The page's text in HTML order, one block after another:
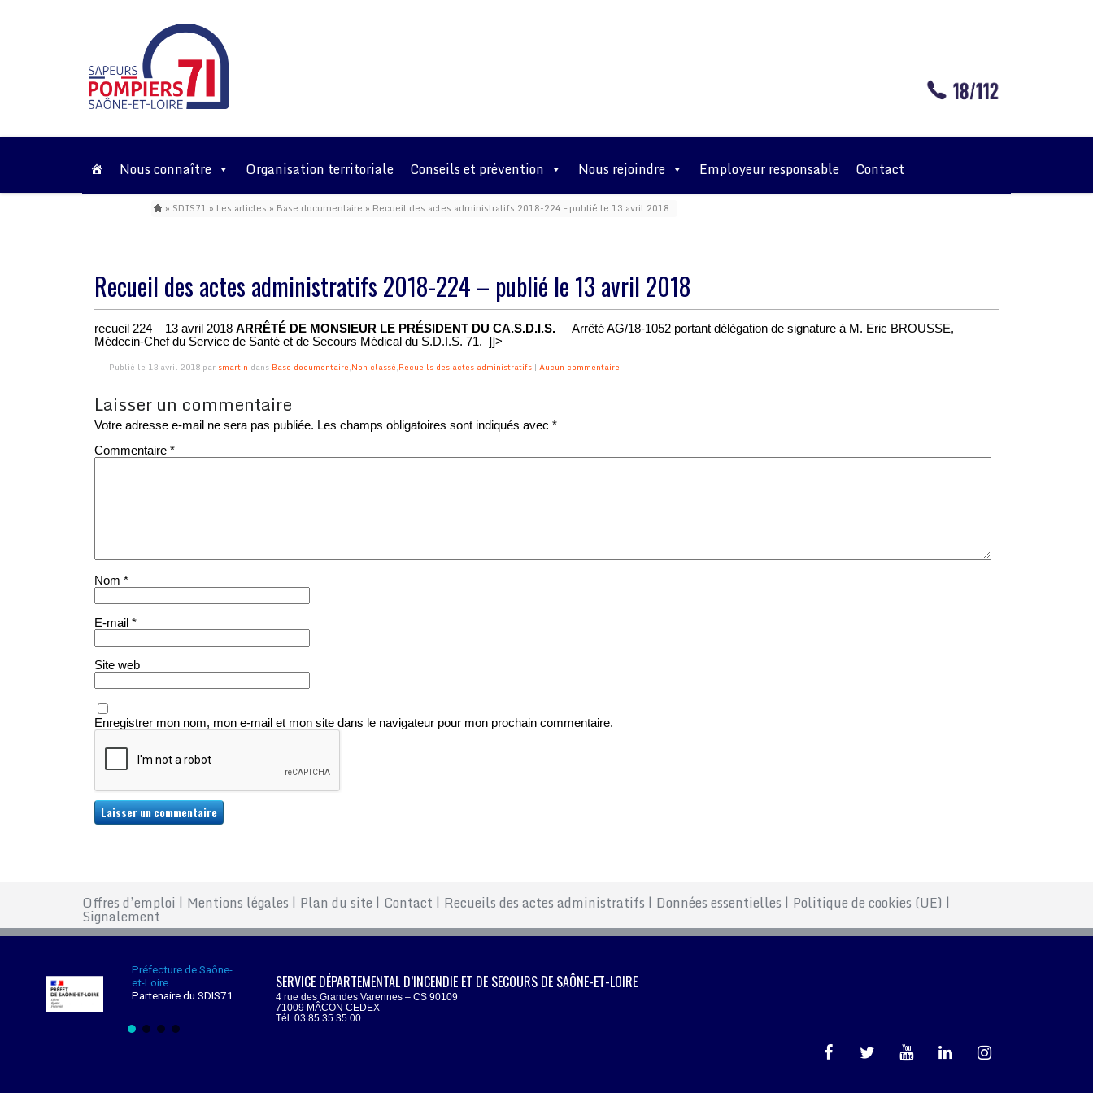
Nous connaître Organisation territoriale Conseils et prévention Nous rejoindre Employeur responsable Contact
» SDIS71 » Les articles » Base documentaire » Recueil des actes administratifs 2018-224 – publié le 13 avril 2018
Recueil des actes administratifs 2018-224 – publié le 13 avril 2018
recueil 224 – 13 avril 2018 ARRÊTÉ DE MONSIEUR LE PRÉSIDENT DU CA.S.D.I.S. – Arrêté AG/18-1052 portant délégation de signature à M. Eric BROUSSE,
Médecin-Chef du Service de Santé et de Secours Médical du S.D.I.S. 71. ]]>
Publié le 13 avril 2018 par smartin dans Base documentaire,Non classé,Recueils des actes administratifs| Aucun commentaire
Laisser un commentaire
Votre adresse e-mail ne sera pas publiée. Les champs obligatoires sont indiqués avec *
Commentaire *
Nom *
E-mail *
Site web
Enregistrer mon nom, mon e-mail et mon site dans le navigateur pour mon prochain commentaire.
Offres d’emploi | Mentions légales | Plan du site | Contact | Recueils des actes administratifs | Données essentielles | Politique de cookies (UE) |
Signalement
Préfecture de Saône-
et-Loire
Partenaire du SDIS71
SERVICE DÉPARTEMENTAL D’INCENDIE ET DE SECOURS DE SAÔNE-ET-LOIRE
4 rue des Grandes Varennes – CS 90109
71009 MÂCON CEDEX
Tél. 03 85 35 35 00